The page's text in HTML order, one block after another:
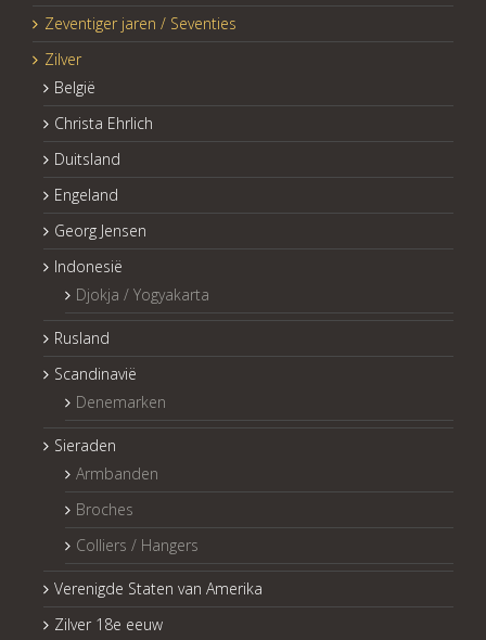
Zeventiger jaren / Seventies
Zilver
België
Christa Ehrlich
Duitsland
Engeland
Georg Jensen
Indonesië
Djokja / Yogyakarta
Rusland
Scandinavië
Denemarken
Sieraden
Armbanden
Broches
Colliers / Hangers
Verenigde Staten van Amerika
Zilver 18e eeuw